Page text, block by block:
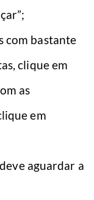
com bastante
clique em
as
em
aguardar a